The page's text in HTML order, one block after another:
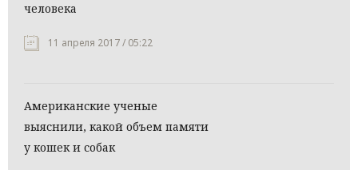
человека
11 апреля 2017 / 05:22
Американские ученые
выяснили, какой объем памяти
у кошек и собак